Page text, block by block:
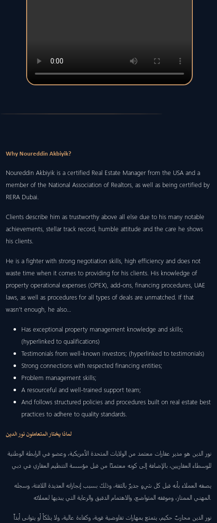
Why Noureddin Akbiyik?
Noureddin Akbiyik is a certified Real Estate Manager from the USA and a
member of the National Association of Realtors, as well as being certified by
RERA Dubai.
Clients describe him as trustworthy above all else due to his many notable
achievements, stellar track record, humble attitude and the care he shows
his clients.
He is a fighter with strong negotiation skills, high efficiency and does not
waste time when it comes to providing for his clients. His knowledge of
property operational expenses (OPEX), add-ons, financing procedures, UAE
laws, as well as procedures for all types of deals are unmatched. If that
wasn’t enough, he also…
Has exceptional property management knowledge and skills;
(hyperlinked to qualifications)
Testimonials from well-known investors; (hyperlinked to testimonials)
Strong connections with respected financing entities;
Problem management skills;
A resourceful and well-trained support team;
And follows structured policies and procedures built on real estate best
practices to adhere to quality standards.
لماذا يختار المتعاملون نور الدين
نور الدين هو مدير عقارات معتمد من الولايات المتحدة الأمريكية، وعضو في الرابطة الوطنية
للوسطاء العقاريين، بالإضافة إلى كونه معتمدًا من قبل مؤسسة التنظيم العقاري في دبي
يصفه العملاء بأنه قبل كل شيءٍ جديرٌ بالثقة، وذلك بسبب إنجازاته العديدة اللافتة، وسجله
المهني الممتاز، وموقفه المتواضع، والاهتمام الدقيق والرعاية التي يبديها لعملائه.
نور الدين محاربٌ حكيم، يتمتع بمهارات تفاوضية قوية، وكفاءة عالية، ولا يتلكأ أو يتوانى أبداً